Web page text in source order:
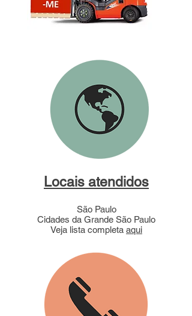
Locais atendidos
São Paulo
Cidades da Grande São Paulo
Veja lista completa aqui